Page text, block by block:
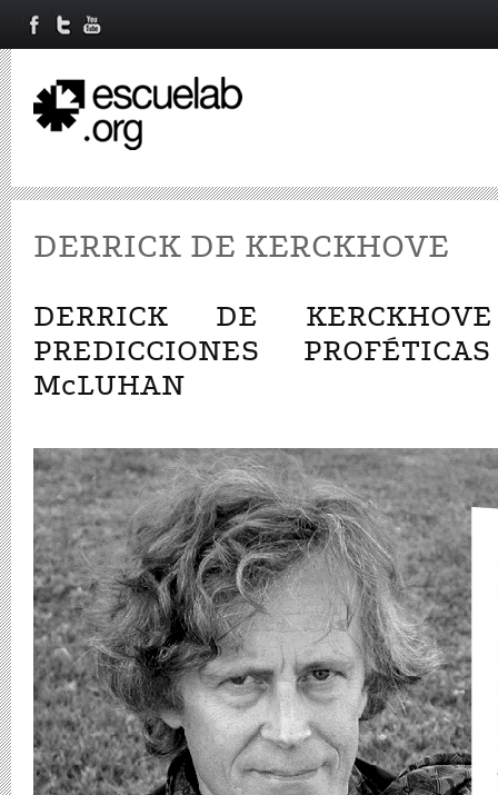
DERRICK DE KERCKHOVE
DERRICK DE
PREDICCIONES
McLUHAN